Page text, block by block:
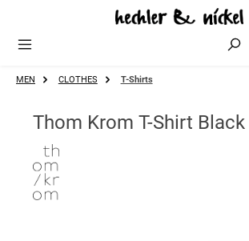
Zum Hauptinhalt springen
MEN CLOTHES T-Shirts
Thom Krom T-Shirt Black